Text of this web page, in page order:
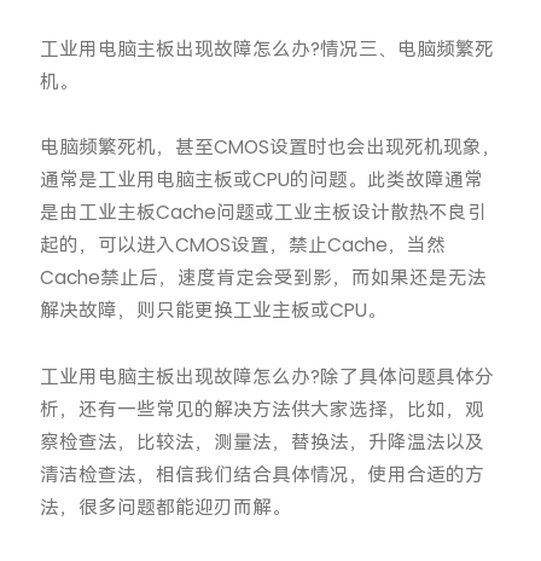
工业用电脑主板出现故障怎么办?情况三、电脑频繁死
机。
电脑频繁死机，甚至CMOS设置时也会出现死机现象，
通常是工业用电脑主板或CPU的问题。此类故障通常
是由工业主板Cache问题或工业主板设计散热不良引
起的，可以进入CMOS设置，禁止Cache，当然
Cache禁止后，速度肯定会受到影，而如果还是无法
解决故障，则只能更换工业主板或CPU。
工业用电脑主板出现故障怎么办?除了具体问题具体分
析，还有一些常见的解决方法供大家选择，比如，观
察检查法，比较法，测量法，替换法，升降温法以及
清洁检查法，相信我们结合具体情况，使用合适的方
法，很多问题都能迎刃而解。